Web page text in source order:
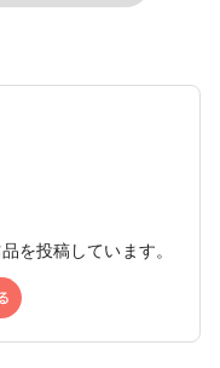
を投稿しています。